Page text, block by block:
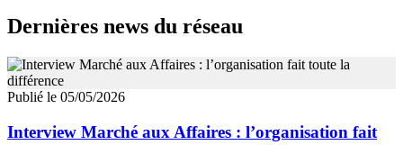
Dernières news du réseau
Publié le 05/05/2026
Interview Marché aux Affaires : l’organisation fait